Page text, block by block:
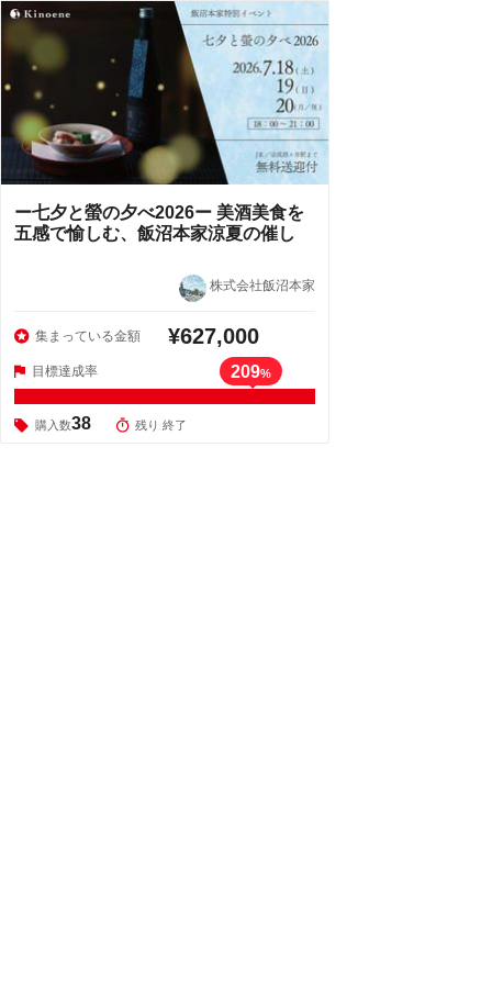
ー七夕と螢の夕べ2026ー 美酒美食を
五感で愉しむ、飯沼本家涼夏の催し
株式会社飯沼本家
集まっている金額 ¥627,000
目標達成率 209%
購入数38 残り 終了